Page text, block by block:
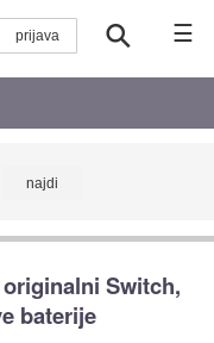
☰
Switch,
baterije